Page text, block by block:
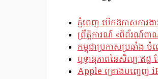
ភ្នំពេញ បើកឱកាសការ
ព្រឹត្តិការណ៍ «ពិព័រណ៍ពាណិជ្
កម្ពុជាប្រកាសប្រឆាំង
ឫទ្ធានុភាពនៃសិល្បៈឥដ្ឋ
Apple គ្រោងបញ្ចេញ